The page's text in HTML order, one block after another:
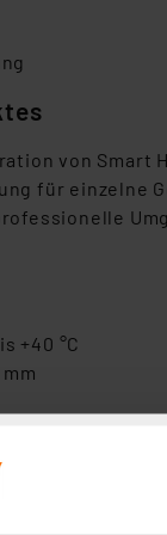
von Smart
für einzelne
+40 °C